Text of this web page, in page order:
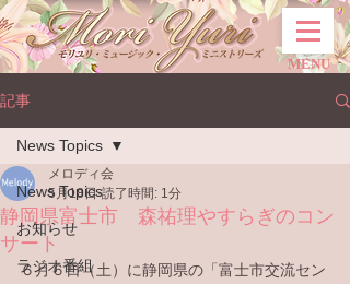
MENU
記事
News Topics
お知らせ
ラジオ番組
News Topics
静岡県富士市 森祐理やすらぎのコン
サート
メロディ会
5月18日 読了時間: 1分
６月６日（土）に静岡県の「富士市交流セン